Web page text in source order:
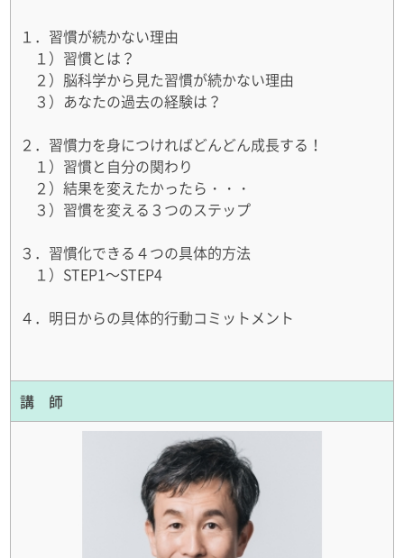
１．習慣が続かない理由
１）習慣とは？
２）脳科学から見た習慣が続かない理由
３）あなたの過去の経験は？
２．習慣力を身につければどんどん成長する！
１）習慣と自分の関わり
２）結果を変えたかったら・・・
３）習慣を変える３つのステップ
３．習慣化できる４つの具体的方法
１）STEP1～STEP4
４．明日からの具体的行動コミットメント
講 師